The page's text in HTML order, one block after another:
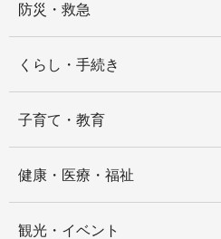
防災・救急
くらし・手続き
子育て・教育
健康・医療・福祉
観光・イベント